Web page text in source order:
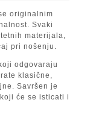
originalnim
Svaki
materijala,
pri nošenju.
odgovaraju
klasične,
Savršen je
će se isticati i